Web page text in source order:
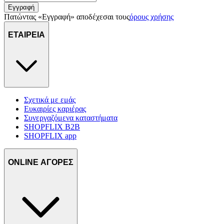
Εγγραφή
Πατώντας «Εγγραφή» αποδέχεσαι τουςόρους χρήσης
ΕΤΑΙΡΕΙΑ
Σχετικά με εμάς
Ευκαιρίες καριέρας
Συνεργαζόμενα καταστήματα
SHOPFLIX B2B
SHOPFLIX app
ONLINE ΑΓΟΡΕΣ